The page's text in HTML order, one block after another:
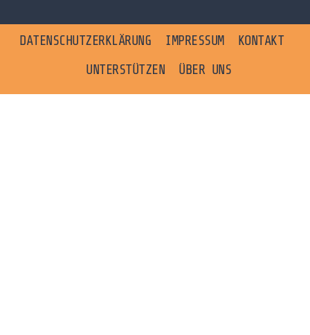
DATENSCHUTZERKLÄRUNG IMPRESSUM
KONTAKT
UNTERSTÜTZEN
ÜBER UNS